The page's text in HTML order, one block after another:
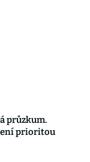
průzkum.
prioritou